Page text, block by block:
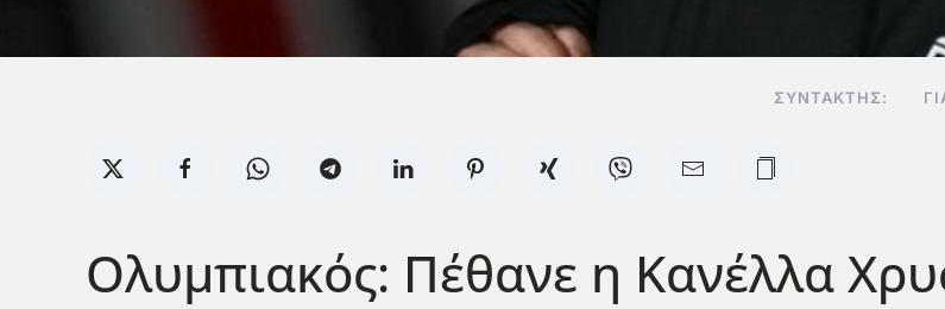
ΣΥΝΤΆΚΤΗΣ:
Ολυμπιακός: Πέθανε η Κανέλλα